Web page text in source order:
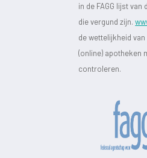
in de FAGG lijst van
die vergund zijn.
de wettelijkheid
(online) apotheken
controleren.